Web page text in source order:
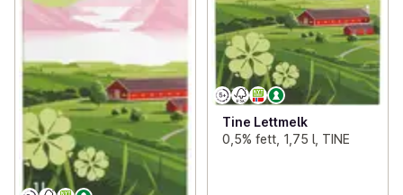
Tine Lettmelk
0,5% fett, 1,75 l, TINE